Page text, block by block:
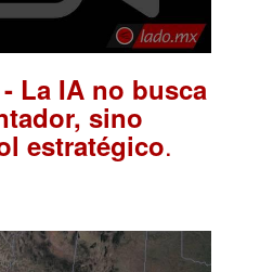
La IA no busca
sino
estratégico.